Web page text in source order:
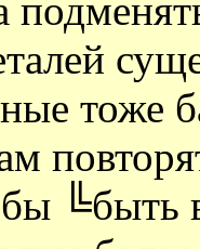
тоже
╚быть